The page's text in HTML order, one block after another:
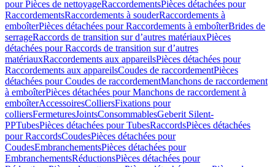
pour Pièces de nettoyageRaccordementsPièces détachées pour
RaccordementsRaccordements à souderRaccordements à
emboîterPièces détachées pour Raccordements à emboîterBrides de
serrageRaccords de transition sur d’autres matériauxPièces
détachées pour Raccords de transition sur d’autres
matériauxRaccordements aux appareilsPièces détachées pour
Raccordements aux appareilsCoudes de raccordementPièces
détachées pour Coudes de raccordementManchons de raccordement
à emboîterPièces détachées pour Manchons de raccordement à
emboîterAccessoiresColliersFixations pour
colliersFermeturesJointsConsommablesGeberit Silent-
PPTubesPièces détachées pour TubesRaccordsPièces détachées
pour RaccordsCoudesPièces détachées pour
CoudesEmbranchementsPièces détachées pour
EmbranchementsRéductionsPièces détachées pour